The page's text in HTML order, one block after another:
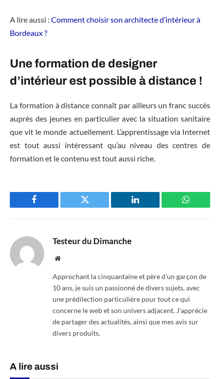
A lire aussi : Comment choisir son architecte d’intérieur à
Bordeaux ?
Une formation de designer
d’intérieur est possible à distance !
La formation à distance connaît par ailleurs un franc succès
auprès des jeunes en particulier avec la situation sanitaire
que vit le monde actuellement. L’apprentissage via Internet
est tout aussi intéressant qu’au niveau des centres de
formation et le contenu est tout aussi riche.
Facebook Twitter LinkedIn
Testeur du Dimanche
Website
Approchant la cinquantaine et père d'un garçon de
10 ans, je suis un passionné de divers sujets, avec
une prédilection particulière pour tout ce qui
concerne le web et son univers adjacent. J'apprécie
de partager des actualités, ainsi que mes avis sur
divers produits.
A lire aussi